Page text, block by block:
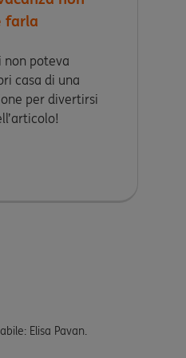
farla
non poteva
casa di una
per divertirsi
la vacanza non costa
Elisa Pavan.